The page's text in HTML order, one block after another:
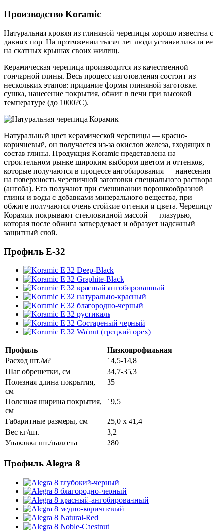
Производство Koramic
Натуральная кровля из глиняной черепицы хорошо известна с
давних пор. На протяжении тысяч лет люди устанавливали ее
на скатных крышах своих жилищ.
Керамическая черепица производится из качественной
гончарной глины. Весь процесс изготовления состоит из
нескольких этапов: придание формы глиняной заготовке,
сушка, нанесение покрытия, обжиг в печи при высокой
температуре (до 1000?С).
Натуральный цвет керамической черепицы — красно-
коричневый, он получается из-за окислов железа, входящих в
состав глины. Продукция Koramic представлена на
строительном рынке широким выбором цветом и оттенков,
которые получаются в процессе ангобирования — нанесения
на поверхность черепичной заготовки специального раствора
(ангоба). Его получают при смешивании порошкообразной
глины и воды с добавками минерального вещества, при
обжиге получаются очень стойкие оттенки и цвета. Черепицу
Корамик покрывают стекловидной массой — глазурью,
которая после обжига затвердевает и образует надежный
защитный слой.
Профиль E-32
Профиль
Низкопрофильная
Расход шт./м?
14,5-14,8
Шаг обрешетки, см
34,7-35,3
Полезная длина покрытия,
см
35
Полезная ширина покрытия,
см
19,5
Габаритные размеры, см
25,0 x 41,4
Вес кг/шт.
3,2
Упаковка шт./паллета
280
Профиль Alegra 8